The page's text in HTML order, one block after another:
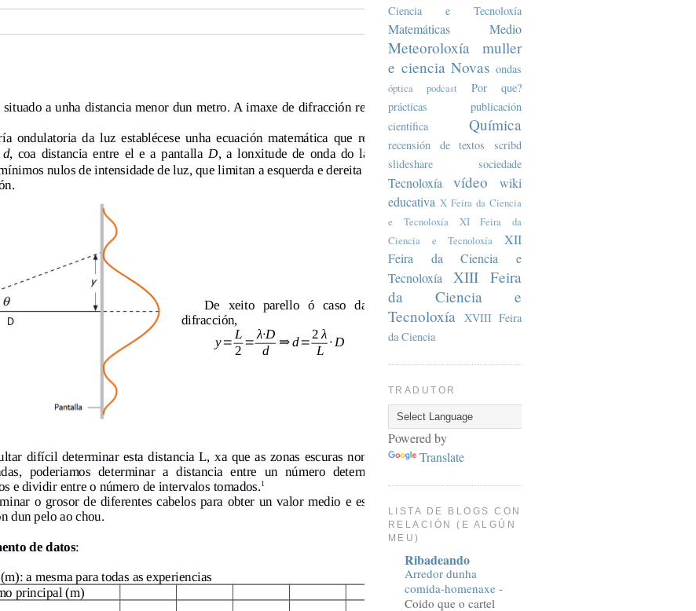
Ciencia e Tecnoloxía
Matemáticas Medio
Meteoroloxía
muller
e ciencia Novas ondas
óptica podcast
Por que?
prácticas
publicación
científica
Química
recensión de textos
scribd
slideshare
sociedade
Tecnoloxía vídeo
wiki
educativa X Feira da Ciencia
e Tecnoloxía
XI Feira da
Ciencia e Tecnoloxía
XII
Feira da Ciencia e
Tecnoloxía
XIII Feira
da Ciencia e
Tecnoloxía XVIII Feira
da Ciencia
TRADUTOR
Powered by
Translate
LISTA DE BLOGS CON
RELACIÓN (E ALGÚN
MEU)
Ribadeando
Arredor dunha
comida-homenaxe -
Coido que o cartel